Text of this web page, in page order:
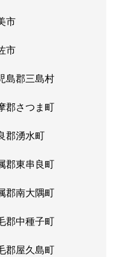
市
市
島郡三島村
郡さつま町
郡湧水町
郡東串良町
郡南大隅町
郡中種子町
郡屋久島町